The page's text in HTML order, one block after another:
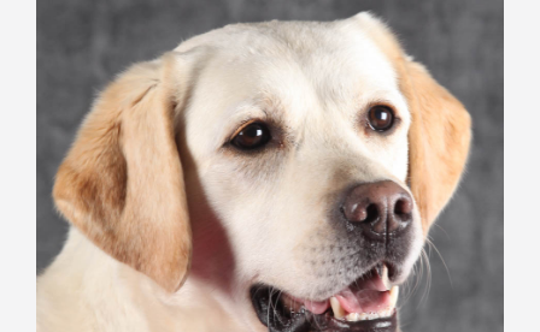
LEXIQUE
VERS LE SITE SCC.ASSO.FR